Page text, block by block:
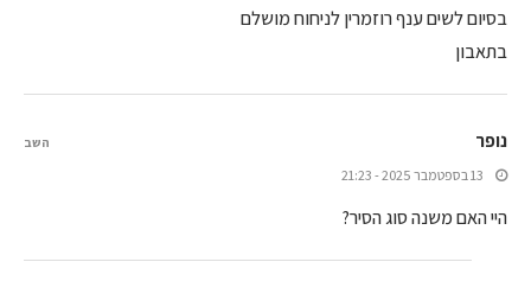
בסיום לשים ענף רוזמרין לניחוח מושלם
בתאבון
נופר
13 בספטמבר 2025 - 21:23
היי האם משנה סוג הסיר?
השב